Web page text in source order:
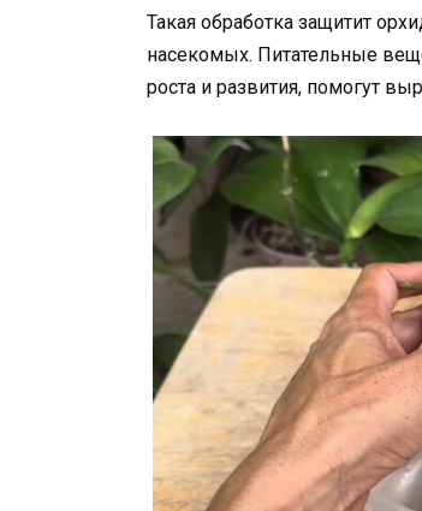
Такая обработка защитит
насекомых. Питательные
роста и развития, помогут